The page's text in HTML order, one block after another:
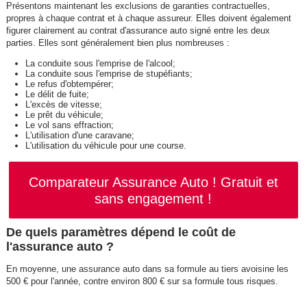
Présentons maintenant les exclusions de garanties contractuelles,
propres à chaque contrat et à chaque assureur. Elles doivent également
figurer clairement au contrat d'assurance auto signé entre les deux
parties. Elles sont généralement bien plus nombreuses :
La conduite sous l'emprise de l'alcool;
La conduite sous l'emprise de stupéfiants;
Le refus d'obtempérer;
Le délit de fuite;
L'excès de vitesse;
Le prêt du véhicule;
Le vol sans effraction;
L'utilisation d'une caravane;
L'utilisation du véhicule pour une course.
Comparateur Assurance Auto ! Gratuit et
sans engagement !
De quels paramètres dépend le coût de
l'assurance auto ?
En moyenne, une assurance auto dans sa formule au tiers avoisine les
500 € pour l'année, contre environ 800 € sur sa formule tous risques.